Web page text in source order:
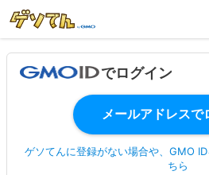
でログイン
ゲソてんに登録がない場合や、GMO
ちら